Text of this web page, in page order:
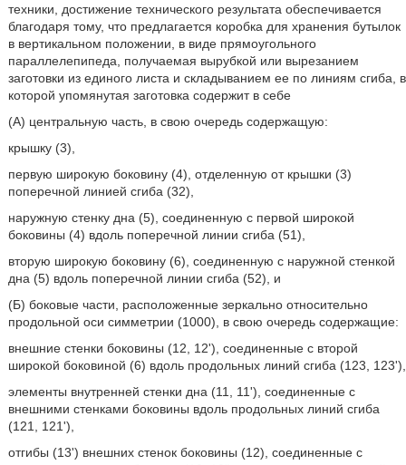
техники, достижение технического результата обеспечивается
благодаря тому, что предлагается коробка для хранения бутылок
в вертикальном положении, в виде прямоугольного
параллелепипеда, получаемая вырубкой или вырезанием
заготовки из единого листа и складыванием ее по линиям сгиба, в
которой упомянутая заготовка содержит в себе
(А) центральную часть, в свою очередь содержащую:
крышку (3),
первую широкую боковину (4), отделенную от крышки (3)
поперечной линией сгиба (32),
наружную стенку дна (5), соединенную с первой широкой
боковины (4) вдоль поперечной линии сгиба (51),
вторую широкую боковину (6), соединенную с наружной стенкой
дна (5) вдоль поперечной линии сгиба (52), и
(Б) боковые части, расположенные зеркально относительно
продольной оси симметрии (1000), в свою очередь содержащие:
внешние стенки боковины (12, 12'), соединенные с второй
широкой боковиной (6) вдоль продольных линий сгиба (123, 123'),
элементы внутренней стенки дна (11, 11'), соединенные с
внешними стенками боковины вдоль продольных линий сгиба
(121, 121'),
отгибы (13') внешних стенок боковины (12), соединенные с